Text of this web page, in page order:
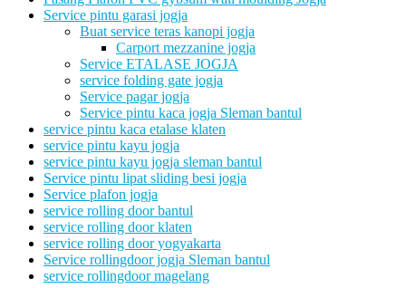
Service pintu garasi jogja
Buat service teras kanopi jogja
Carport mezzanine jogja
Service ETALASE JOGJA
service folding gate jogja
Service pagar jogja
Service pintu kaca jogja Sleman bantul
service pintu kaca etalase klaten
service pintu kayu jogja
service pintu kayu jogja sleman bantul
Service pintu lipat sliding besi jogja
Service plafon jogja
service rolling door bantul
service rolling door klaten
service rolling door yogyakarta
Service rollingdoor jogja Sleman bantul
service rollingdoor magelang